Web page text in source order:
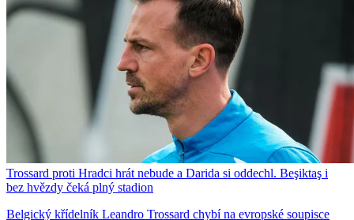
Trossard proti Hradci hrát nebude a Darida si oddechl. Beşiktaş i
bez hvězdy čeká plný stadion
Belgický křídelník Leandro Trossard chybí na evropské soupisce